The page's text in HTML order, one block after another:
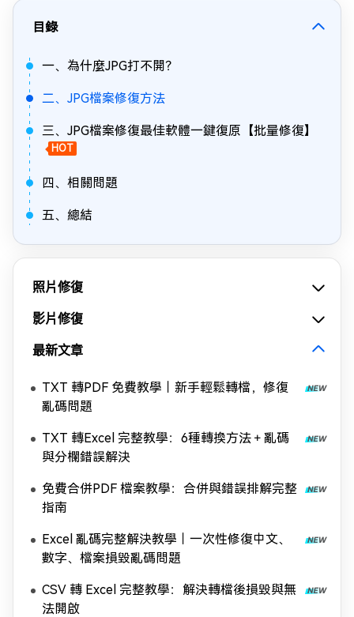
目錄
一、為什麼JPG打不開？
二、JPG檔案修復方法
三、JPG檔案修復最佳軟體一鍵復原【批量修復】
HOT
四、相關問題
五、總結
照片修復
影片修復
最新文章
TXT 轉PDF 免費教學｜新手輕鬆轉檔，修復
亂碼問題
TXT 轉Excel 完整教學：6種轉換方法＋亂碼
與分欄錯誤解決
免費合併PDF 檔案教學：合併與錯誤排解完整
指南
Excel 亂碼完整解決教學｜一次性修復中文、
數字、檔案損毀亂碼問題
CSV 轉 Excel 完整教學：解決轉檔後損毀與無
法開啟